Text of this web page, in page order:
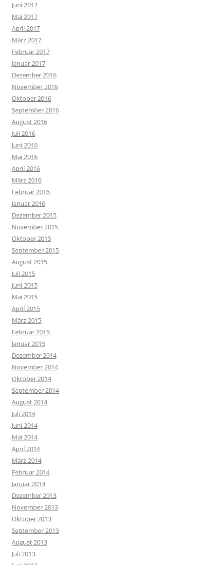
Juni 2017
Mai 2017
April 2017
März 2017
Februar 2017
Januar 2017
Dezember 2016
November 2016
Oktober 2016
September 2016
August 2016
Juli 2016
Juni 2016
Mai 2016
April 2016
März 2016
Februar 2016
Januar 2016
Dezember 2015
November 2015
Oktober 2015
September 2015
August 2015
Juli 2015
Juni 2015
Mai 2015
April 2015
März 2015
Februar 2015
Januar 2015
Dezember 2014
November 2014
Oktober 2014
September 2014
August 2014
Juli 2014
Juni 2014
Mai 2014
April 2014
März 2014
Februar 2014
Januar 2014
Dezember 2013
November 2013
Oktober 2013
September 2013
August 2013
Juli 2013